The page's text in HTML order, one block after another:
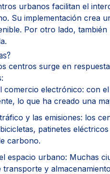
urbanos facilitan el
Su implementación crea
Por otro lado,
centros surge en
comercio electrónico: con
lo que ha creado una
y las emisiones: los
patinetes
carbono.
espacio urbano: Muchas
transporte y